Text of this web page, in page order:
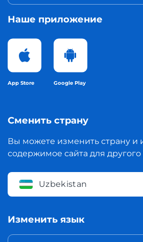
Наше приложение
App Store Google Play
Сменить страну
Вы можете изменить страну и
содержимое сайта для другого
Uzbekistan
Изменить язык